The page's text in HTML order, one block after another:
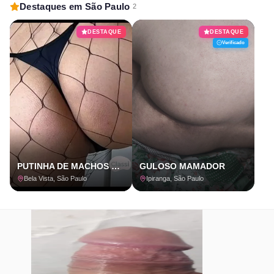
Destaques em São Paulo 2
DESTAQUE
PUTINHA DE MACHOS CASADOS, UBERS E MOTOBOYS! BELA VISTA
Bela Vista, São Paulo
DESTAQUE
Verificado
GULOSO MAMADOR
Ipiranga, São Paulo